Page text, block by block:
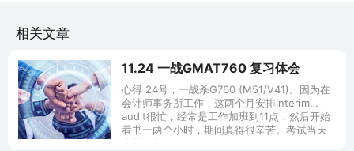
相关文章
11.24 一战GMAT760 复习体会
心得 24号，一战杀G760 (M51/V41)。因为在
会计师事务所工作，这两个月安排interim
audit很忙，经常是工作加班到11点，然后开始
看书一两个小时，期间真得很辛苦。考试当天
公司还有